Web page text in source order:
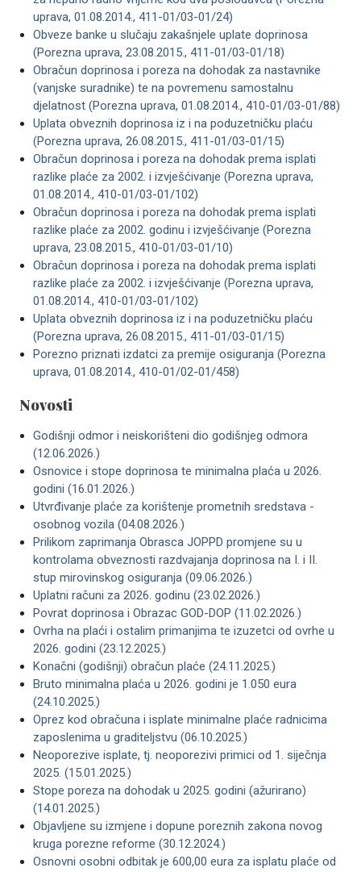
uprava, 01.08.2014., 411-01/03-01/24)
Obveze banke u slučaju zakašnjele uplate doprinosa
(Porezna uprava, 23.08.2015., 411-01/03-01/18)
Obračun doprinosa i poreza na dohodak za nastavnike
(vanjske suradnike) te na povremenu samostalnu
djelatnost (Porezna uprava, 01.08.2014., 410-01/03-01/88)
Uplata obveznih doprinosa iz i na poduzetničku plaću
(Porezna uprava, 26.08.2015., 411-01/03-01/15)
Obračun doprinosa i poreza na dohodak prema isplati
razlike plaće za 2002. i izvješćivanje (Porezna uprava,
01.08.2014., 410-01/03-01/102)
Obračun doprinosa i poreza na dohodak prema isplati
razlike plaće za 2002. godinu i izvješćivanje (Porezna
uprava, 23.08.2015., 410-01/03-01/10)
Obračun doprinosa i poreza na dohodak prema isplati
razlike plaće za 2002. i izvješćivanje (Porezna uprava,
01.08.2014., 410-01/03-01/102)
Uplata obveznih doprinosa iz i na poduzetničku plaću
(Porezna uprava, 26.08.2015., 411-01/03-01/15)
Porezno priznati izdatci za premije osiguranja (Porezna
uprava, 01.08.2014., 410-01/02-01/458)
Novosti
Godišnji odmor i neiskorišteni dio godišnjeg odmora
(12.06.2026.)
Osnovice i stope doprinosa te minimalna plaća u 2026.
godini (16.01.2026.)
Utvrđivanje plaće za korištenje prometnih sredstava -
osobnog vozila (04.08.2026.)
Prilikom zaprimanja Obrasca JOPPD promjene su u
kontrolama obveznosti razdvajanja doprinosa na I. i II.
stup mirovinskog osiguranja (09.06.2026.)
Uplatni računi za 2026. godinu (23.02.2026.)
Povrat doprinosa i Obrazac GOD-DOP (11.02.2026.)
Ovrha na plaći i ostalim primanjima te izuzetci od ovrhe u
2026. godini (23.12.2025.)
Konačni (godišnji) obračun plaće (24.11.2025.)
Bruto minimalna plaća u 2026. godini je 1.050 eura
(24.10.2025.)
Oprez kod obračuna i isplate minimalne plaće radnicima
zaposlenima u graditeljstvu (06.10.2025.)
Neoporezive isplate, tj. neoporezivi primici od 1. siječnja
2025. (15.01.2025.)
Stope poreza na dohodak u 2025. godini (ažurirano)
(14.01.2025.)
Objavljene su izmjene i dopune poreznih zakona novog
kruga porezne reforme (30.12.2024.)
Osnovni osobni odbitak je 600,00 eura za isplatu plaće od